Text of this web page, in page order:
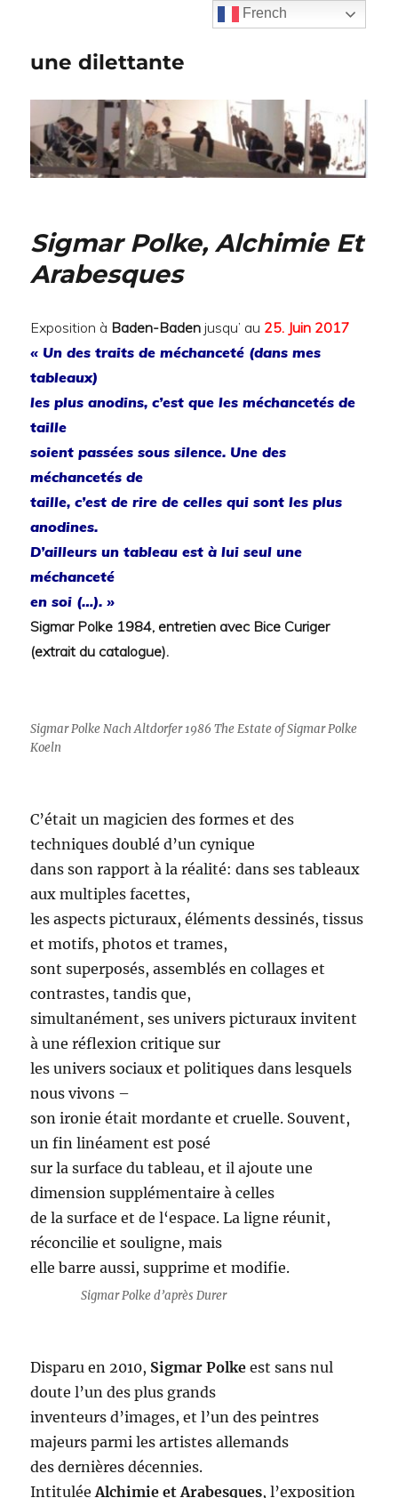
une dilettante
Sigmar Polke, Alchimie Et
Arabesques
Exposition à Baden-Baden jusqu’ au 25. Juin 2017
« Un des traits de méchanceté (dans mes
tableaux)
les plus anodins, c’est que les méchancetés de
taille
soient passées sous silence. Une des
méchancetés de
taille, c’est de rire de celles qui sont les plus
anodines.
D’ailleurs un tableau est à lui seul une
méchanceté
en soi (…). »
Sigmar Polke 1984, entretien avec Bice Curiger
(extrait du catalogue).
Sigmar Polke Nach Altdorfer 1986 The Estate of Sigmar Polke
Koeln
C’était un magicien des formes et des
techniques doublé d’un cynique
dans son rapport à la réalité: dans ses tableaux
aux multiples facettes,
les aspects picturaux, éléments dessinés, tissus
et motifs, photos et trames,
sont superposés, assemblés en collages et
contrastes, tandis que,
simultanément, ses univers picturaux invitent
à une réflexion critique sur
les univers sociaux et politiques dans lesquels
nous vivons –
son ironie était mordante et cruelle. Souvent,
un fin linéament est posé
sur la surface du tableau, et il ajoute une
dimension supplémentaire à celles
de la surface et de l‘espace. La ligne réunit,
réconcilie et souligne, mais
elle barre aussi, supprime et modifie.
Sigmar Polke d’après Durer
Disparu en 2010, Sigmar Polke est sans nul
doute l’un des plus grands
inventeurs d’images, et l’un des peintres
majeurs parmi les artistes allemands
des dernières décennies.
IntituléeAlchimie et Arabesques, l’exposition
French